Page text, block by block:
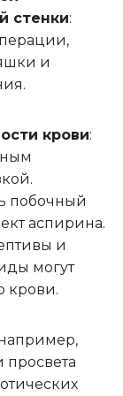
стенки:
и
крови:
побочный
аспирина.
и
могут
крови.